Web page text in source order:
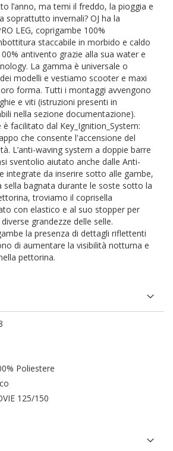
l’anno, ma temi il freddo, la pioggia e
soprattutto invernali? OJ ha la
LEG, coprigambe 100%
staccabile in morbido e caldo
antivento grazie alla sua water e
La gamma è universale o
modelli e vestiamo scooter e maxi
forma. Tutti i montaggi avvengono
e viti (istruzioni presenti in
nella sezione documentazione).
è facilitato dal Key_Ignition_System:
che consente l'accensione del
L’anti-waving system a doppie barre
sventolio aiutato anche dalle Anti-
integrate da inserire sotto alle gambe,
sella bagnata durante le soste sotto la
troviamo il coprisella
con elastico e al suo stopper per
grandezze delle selle.
la presenza di dettagli riflettenti
di aumentare la visibilità notturna e
pettorina.
Poliestere
125/150